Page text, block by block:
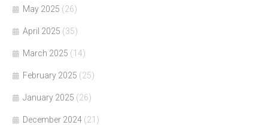
May 2025 (26)
April 2025 (35)
March 2025 (14)
February 2025 (25)
January 2025 (26)
December 2024 (21)